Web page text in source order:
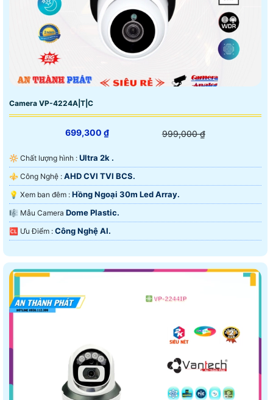
Camera VP-4224A|T|C
699,300 ₫ 999,000 ₫
🔆 Chất lượng hình : Ultra 2k .
⚜️ Công Nghệ : AHD CVI TVI BCS.
💡 Xem ban đêm : Hồng Ngoại 30m Led Array.
🎼️ Mẫu Camera Dome Plastic.
️🆑 Ưu Điểm : Công Nghệ AI.